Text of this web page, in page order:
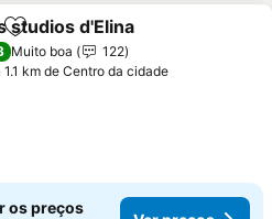
Adicionar aos favoritos
studios d'Elina
Muito boa
122
1.1 km de Centro da cidade
os preços